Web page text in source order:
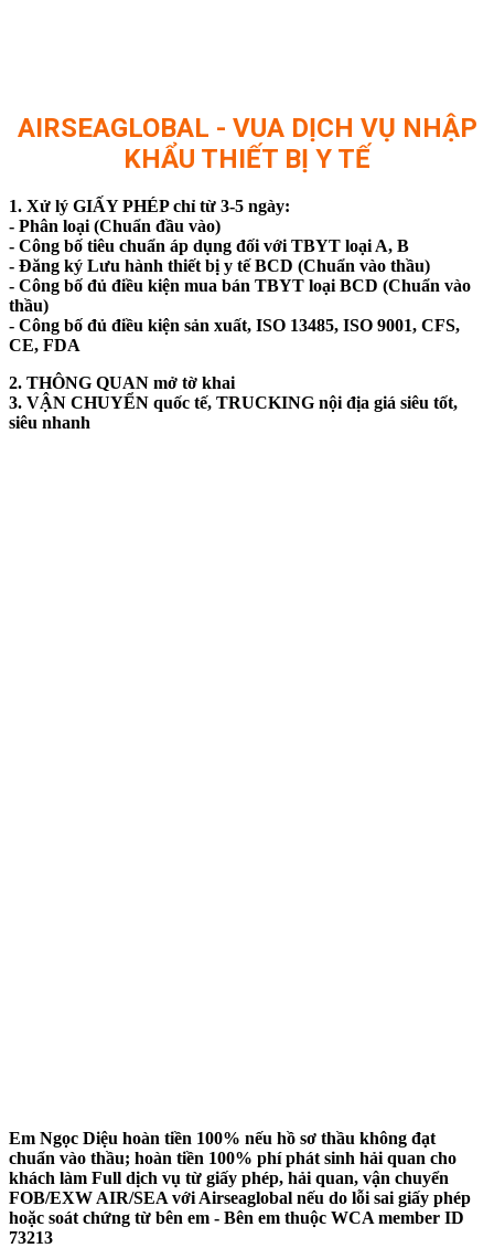
AIRSEAGLOBAL - VUA DỊCH VỤ NHẬP
KHẨU THIẾT BỊ Y TẾ
1. Xử lý GIẤY PHÉP chỉ từ 3-5 ngày:
- Phân loại (Chuẩn đầu vào)
- Công bố tiêu chuẩn áp dụng đối với TBYT loại A, B
- Đăng ký Lưu hành thiết bị y tế BCD (Chuẩn vào thầu)
- Công bố đủ điều kiện mua bán TBYT loại BCD (Chuẩn vào
thầu)
- Công bố đủ điều kiện sản xuất, ISO 13485, ISO 9001, CFS,
CE, FDA
2. THÔNG QUAN mở tờ khai
3. VẬN CHUYỂN quốc tế, TRUCKING nội địa giá siêu tốt,
siêu nhanh
Em Ngọc Diệu hoàn tiền 100% nếu hồ sơ thầu không đạt
chuẩn vào thầu; hoàn tiền 100% phí phát sinh hải quan cho
khách làm Full dịch vụ từ giấy phép, hải quan, vận chuyển
FOB/EXW AIR/SEA với Airseaglobal nếu do lỗi sai giấy phép
hoặc soát chứng từ bên em - Bên em thuộc WCA member ID
73213